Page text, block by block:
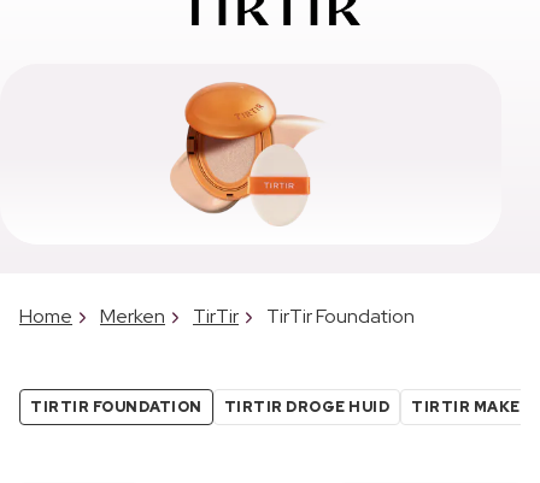
Home Merken TirTir TirTir Foundation
TIRTIR FOUNDATION TIRTIR DROGE HUID TIRTIR MAKE-